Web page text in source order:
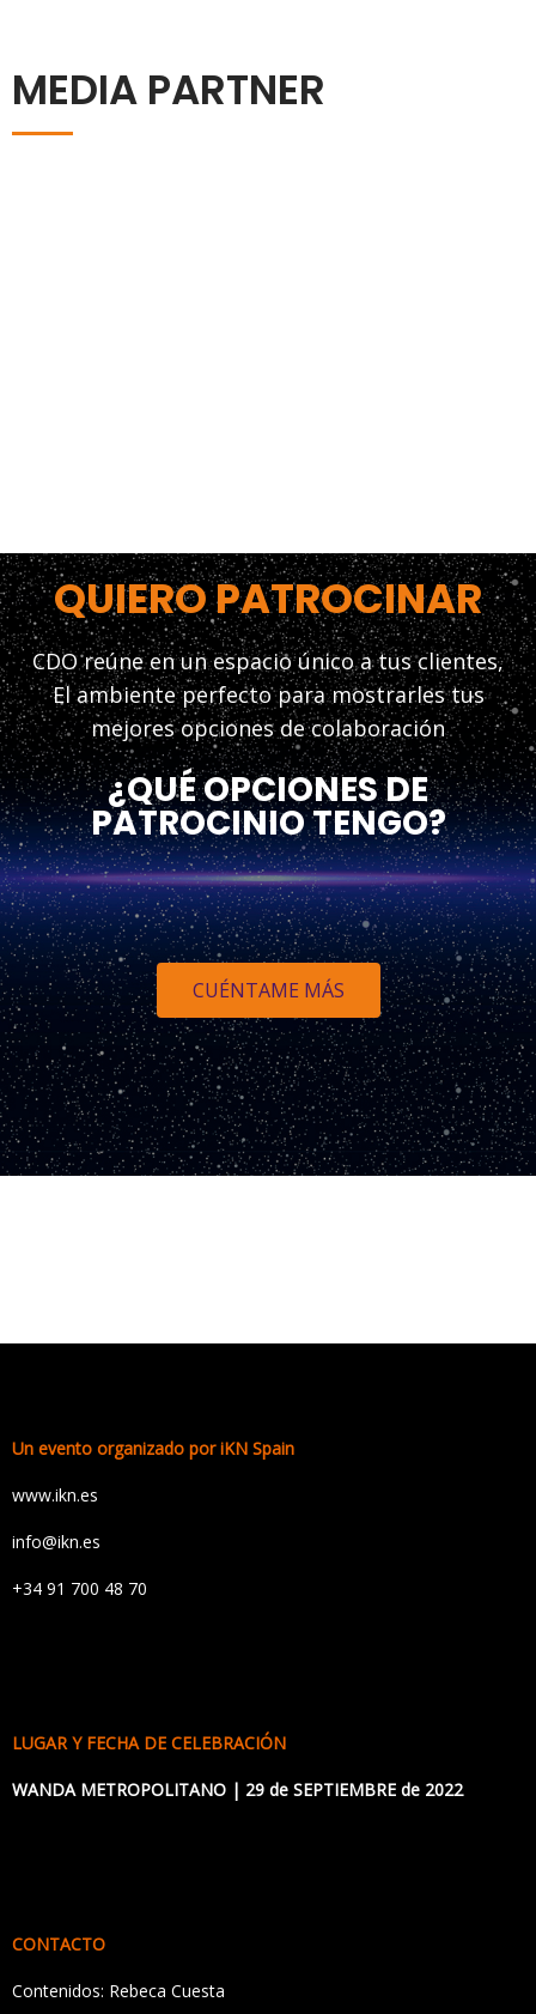
MEDIA PARTNER
QUIERO PATROCINAR
CDO reúne en un espacio único a tus clientes,
El ambiente perfecto para mostrarles tus
mejores opciones de colaboración
¿QUÉ OPCIONES DE
PATROCINIO TENGO?
CUÉNTAME MÁS
Un evento organizado por iKN Spain
www.ikn.es
info@ikn.es
+34 91 700 48 70
LUGAR Y FECHA DE CELEBRACIÓN
WANDA METROPOLITANO | 29 de SEPTIEMBRE de 2022
CONTACTO
Contenidos: Rebeca Cuesta